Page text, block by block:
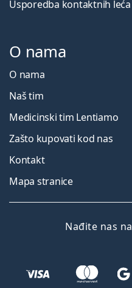
Usporedba kontaktnih leća
O nama
O nama
Naš tim
Medicinski tim Lentiamo
Zašto kupovati kod nas
Kontakt
Mapa stranice
Nađite nas na